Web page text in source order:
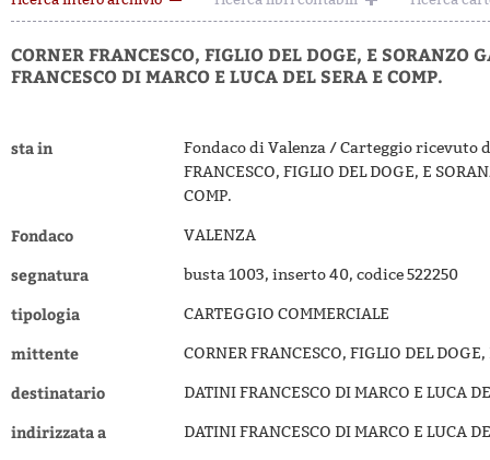
CORNER FRANCESCO, FIGLIO DEL DOGE, E SORANZO
FRANCESCO DI MARCO E LUCA DEL SERA E COMP.
sta in
Fondaco di Valenza / Carteggio ricevuto
FRANCESCO, FIGLIO DEL DOGE, E
COMP.
Fondaco VALENZA
segnatura busta 1003, inserto 40, codice 522250
tipologia CARTEGGIO COMMERCIALE
mittente CORNER FRANCESCO, FIGLIO DEL
destinatario DATINI FRANCESCO DI MARCO E LUCA
indirizzata a DATINI FRANCESCO DI MARCO E LUCA